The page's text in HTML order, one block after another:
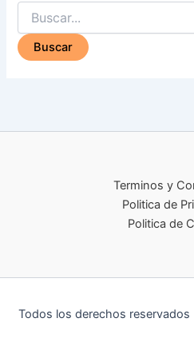
Terminos y
Politica de
Politica de
Todos los derechos